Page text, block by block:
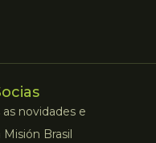
novidades e
Brasil